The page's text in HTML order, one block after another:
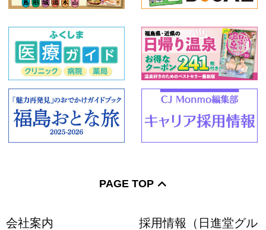
PAGE TOP
会社案内
採用情報（日進堂グル